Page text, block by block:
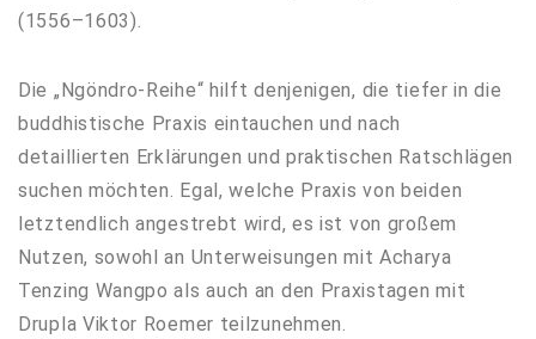
(1556–1603).
Die „Ngöndro-Reihe“ hilft denjenigen, die tiefer in die
buddhistische Praxis eintauchen und nach
detaillierten Erklärungen und praktischen Ratschlägen
suchen möchten. Egal, welche Praxis von beiden
letztendlich angestrebt wird, es ist von großem
Nutzen, sowohl an Unterweisungen mit Acharya
Tenzing Wangpo als auch an den Praxistagen mit
Drupla Viktor Roemer teilzunehmen.